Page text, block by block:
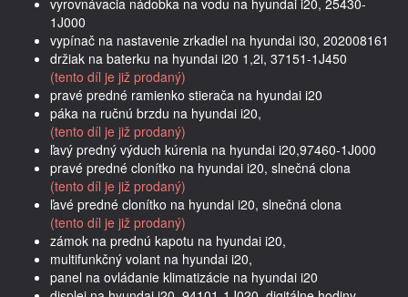
1J000
vypínač na nastavenie zrkadiel na hyundai i30, 202008161
držiak na baterku na hyundai i20 1,2i, 37151-1J450
(tento díl je již prodaný)
pravé predné ramienko stierača na hyundai i20
páka na ručnú brzdu na hyundai i20,
(tento díl je již prodaný)
ľavý predný výduch kúrenia na hyundai i20,97460-1J000
pravé predné clonítko na hyundai i20, slnečná clona
(tento díl je již prodaný)
ľavé predné clonítko na hyundai i20, slnečná clona
(tento díl je již prodaný)
zámok na prednú kapotu na hyundai i20,
multifunkčný volant na hyundai i20,
panel na ovládanie klimatizácie na hyundai i20